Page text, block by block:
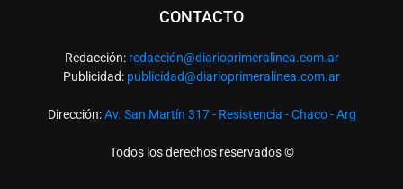
CONTACTO
Redacción: redacción@diarioprimeralinea.com.ar
Publicidad: publicidad@diarioprimeralinea.com.ar
Dirección:Av. San Martín 317 - Resistencia - Chaco - Arg
Todos los derechos reservados ©